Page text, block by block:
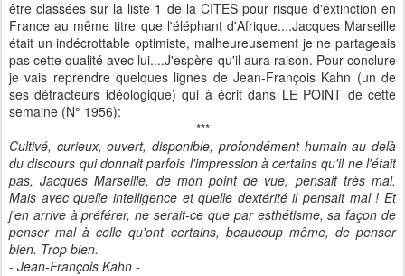
être classées sur la liste 1 de la CITES pour risque d'extinction en
France au même titre que l'éléphant d'Afrique....Jacques Marseille
était un indécrottable optimiste, malheureusement je ne partageais
pas cette qualité avec lui....J'espère qu'il aura raison. Pour conclure
je vais reprendre quelques lignes de Jean-François Kahn (un de
ses détracteurs idéologique) qui à écrit dans LE POINT de cette
semaine (N° 1956):
***
Cultivé, curieux, ouvert, disponible, profondément humain au delà
du discours qui donnait parfois l'impression à certains qu'il ne l'était
pas, Jacques Marseille, de mon point de vue, pensait très mal.
Mais avec quelle intelligence et quelle dextérité il pensait mal ! Et
j'en arrive à préférer, ne serait-ce que par esthétisme, sa façon de
penser mal à celle qu'ont certains, beaucoup même, de penser
bien. Trop bien.
- Jean-François Kahn -